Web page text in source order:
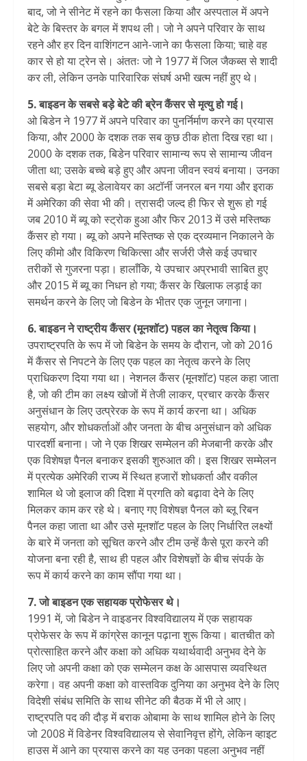
बाद, जो ने सीनेट में रहने का फैसला किया और अस्पताल में अपने
बेटे के बिस्तर के बगल में शपथ ली। जो ने अपने परिवार के साथ
रहने और हर दिन वाशिंगटन आने-जाने का फैसला किया; चाहे वह
कार से हो या ट्रेन से। अंततः जो ने 1977 में जिल जैकब्स से शादी
कर ली, लेकिन उनके पारिवारिक संघर्ष अभी खत्म नहीं हुए थे।
5. बाइडन के सबसे बड़े बेटे की ब्रेन कैंसर से मृत्यु हो गई।
ओ बिडेन ने 1977 में अपने परिवार का पुनर्निर्माण करने का प्रयास
किया, और 2000 के दशक तक सब कुछ ठीक होता दिख रहा था।
2000 के दशक तक, बिडेन परिवार सामान्य रूप से सामान्य जीवन
जीता था; उसके बच्चे बड़े हुए और अपना जीवन स्वयं बनाया। उनका
सबसे बड़ा बेटा ब्यू डेलावेयर का अटॉर्नी जनरल बन गया और इराक
में अमेरिका की सेवा भी की। त्रासदी जल्द ही फिर से शुरू हो गई
जब 2010 में ब्यू को स्ट्रोक हुआ और फिर 2013 में उसे मस्तिष्क
कैंसर हो गया। ब्यू को अपने मस्तिष्क से एक द्रव्यमान निकालने के
लिए कीमो और विकिरण चिकित्सा और सर्जरी जैसे कई उपचार
तरीकों से गुजरना पड़ा। हालाँकि, ये उपचार अप्रभावी साबित हुए
और 2015 में ब्यू का निधन हो गया; कैंसर के खिलाफ लड़ाई का
समर्थन करने के लिए जो बिडेन के भीतर एक जुनून जगाना।
6. बाइडन ने राष्ट्रीय कैंसर (मूनशॉट) पहल का नेतृत्व किया।
उपराष्ट्रपति के रूप में जो बिडेन के समय के दौरान, जो को 2016
में कैंसर से निपटने के लिए एक पहल का नेतृत्व करने के लिए
प्राधिकरण दिया गया था। नेशनल कैंसर (मूनशॉट) पहल कहा जाता
है, जो की टीम का लक्ष्य खोजों में तेजी लाकर, प्रचार करके कैंसर
अनुसंधान के लिए उत्प्रेरक के रूप में कार्य करना था। अधिक
सहयोग, और शोधकर्ताओं और जनता के बीच अनुसंधान को अधिक
पारदर्शी बनाना। जो ने एक शिखर सम्मेलन की मेजबानी करके और
एक विशेषज्ञ पैनल बनाकर इसकी शुरुआत की। इस शिखर सम्मेलन
में प्रत्येक अमेरिकी राज्य में स्थित हजारों शोधकर्ता और वकील
शामिल थे जो इलाज की दिशा में प्रगति को बढ़ावा देने के लिए
मिलकर काम कर रहे थे। बनाए गए विशेषज्ञ पैनल को ब्लू रिबन
पैनल कहा जाता था और उसे मूनशॉट पहल के लिए निर्धारित लक्ष्यों
के बारे में जनता को सूचित करने और टीम उन्हें कैसे पूरा करने की
योजना बना रही है, साथ ही पहल और विशेषज्ञों के बीच संपर्क के
रूप में कार्य करने का काम सौंपा गया था।
7. जो बाइडन एक सहायक प्रोफेसर थे।
1991 में, जो बिडेन ने वाइडनर विश्वविद्यालय में एक सहायक
प्रोफेसर के रूप में कांग्रेस कानून पढ़ाना शुरू किया। बातचीत को
प्रोत्साहित करने और कक्षा को अधिक यथार्थवादी अनुभव देने के
लिए जो अपनी कक्षा को एक सम्मेलन कक्ष के आसपास व्यवस्थित
करेगा। वह अपनी कक्षा को वास्तविक दुनिया का अनुभव देने के लिए
विदेशी संबंध समिति के साथ सीनेट की बैठक में भी ले आए।
राष्ट्रपति पद की दौड़ में बराक ओबामा के साथ शामिल होने के लिए
जो 2008 में विडेनर विश्वविद्यालय से सेवानिवृत्त होंगे, लेकिन व्हाइट
हाउस में आने का प्रयास करने का यह उनका पहला अनुभव नहीं